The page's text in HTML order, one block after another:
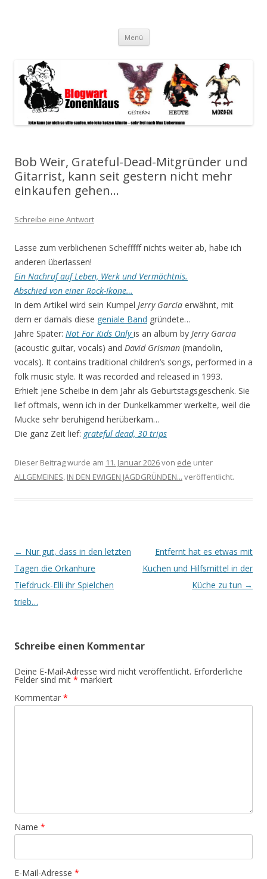
spiegeln im wesentlichen den Gesundheitszustand dieser unserer
Menü Zum
springen
Bob Weir, Grateful-Dead-Mitgründer und
Gitarrist, kann seit gestern nicht mehr
einkaufen gehen…
Schreibe eine Antwort
Lasse zum verblichenen Schefffff nichts weiter ab, habe ich
anderen überlassen!
Ein Nachruf auf Leben, Werk und Vermächtnis.
Abschied von einer Rock-Ikone…
In dem Artikel wird sein Kumpel Jerry Garcia erwähnt, mit
dem er damals diese geniale Band gründete…
Jahre Später: Not For Kids Onlyis an album by Jerry Garcia
(acoustic guitar, vocals) and David Grisman (mandolin,
vocals). It contains traditional children’s songs, performed in a
folk music style. It was recorded and released in 1993.
Erhielt jene Scheibe in dem Jahr als Geburtstagsgeschenk. Sie
lief oftmals, wenn ich in der Dunkel­kammer werkelte, weil die
Mucke sehr beruhigend herüberkam…
Die ganz Zeit lief: grateful dead, 30 trips
Dieser Beitrag wurde am 11. Januar 2026von ede unter
ALLGEMEINES, IN DEN EWIGEN JAGDGRÜNDEN... veröffentlicht.
Beitrags-
Navigation
← Nur gut, dass in den letzten
Tagen die Orkanhure
Tiefdruck-Elli ihr Spielchen
trieb…
Entfernt hat es etwas mit
Kuchen und Hilfsmittel in der
Küche zu tun →
Schreibe einen Kommentar
Deine E-Mail-Adresse wird nicht veröffentlicht. Erforderliche
Felder sind mit * markiert
Kommentar *
Name *
E-Mail-Adresse *